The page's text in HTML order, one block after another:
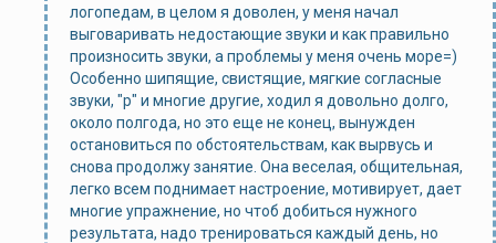
логопедам, в целом я доволен, у меня начал
выговаривать недостающие звуки и как правильно
произносить звуки, а проблемы у меня очень море=)
Особенно шипящие, свистящие, мягкие согласные
звуки, "р" и многие другие, ходил я довольно долго,
около полгода, но это еще не конец, вынужден
остановиться по обстоятельствам, как вырвусь и
снова продолжу занятие. Она веселая, общительная,
легко всем поднимает настроение, мотивирует, дает
многие упражнение, но чтоб добиться нужного
результата, надо тренироваться каждый день, но